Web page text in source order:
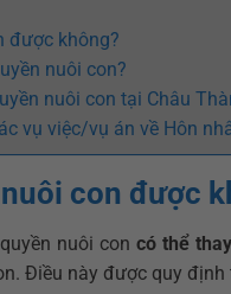
được không?
nuôi con?
nuôi con tại Châu
vụ việc/vụ án về Hôn
con được
nuôi concó thể
Điều này được quy định